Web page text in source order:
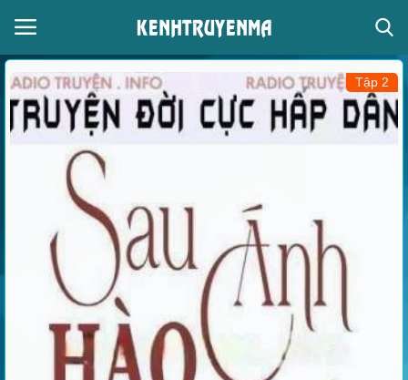
Đăng nhập Đăng ký
Thể loại
Giọng đọc
Trang chủ
Giới thiệu
Tập 2